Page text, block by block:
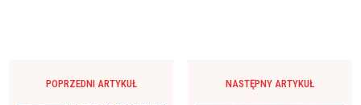
POPRZEDNI ARTYKUŁ NASTĘPNY ARTYKUŁ